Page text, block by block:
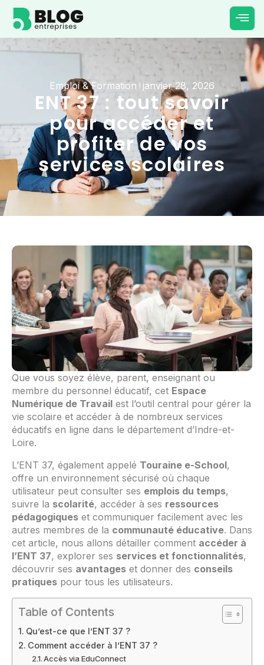
Emploi & Formation janvier 28, 2026
ENT 37 : tout savoir
pour accéder et
profiter de vos
services scolaires
Que vous soyez élève, parent, enseignant ou
membre du personnel éducatif, cet Espace
Numérique de Travail est l’outil central pour gérer la
vie scolaire et accéder à de nombreux services
éducatifs en ligne dans le département d’Indre-et-
Loire.
L’ENT 37, également appelé Touraine e-School,
offre un environnement sécurisé où chaque
utilisateur peut consulter ses emplois du temps,
suivre la scolarité, accéder à ses ressources
pédagogiques et communiquer facilement avec les
autres membres de la communauté éducative. Dans
cet article, nous allons détailler comment accéder à
l’ENT 37, explorer ses services et fonctionnalités,
découvrir ses avantages et donner des conseils
pratiques pour tous les utilisateurs.
Table of Contents
Qu’est-ce que l’ENT 37 ?
Comment accéder à l’ENT 37 ?
Accès via EduConnect